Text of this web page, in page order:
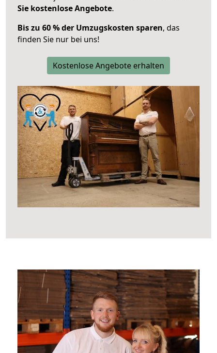
Sie kostenlose Angebote.
Bis zu 60 % der Umzugskosten sparen, das
finden Sie nur bei uns!
Kostenlose Angebote erhalten